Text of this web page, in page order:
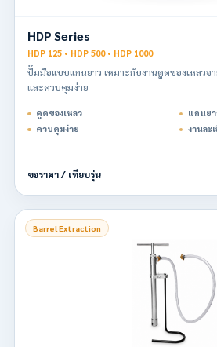
HDP Series
HDP 125 • HDP 500 • HDP 1000
ปั๊มมือแบบแกนยาว เหมาะกับงานดูดของเหลวจ
และควบคุมง่าย
ดูดของเหลว
แกนยา
ควบคุมง่าย
งานละ
ขอราคา / เทียบรุ่น
Barrel Extraction